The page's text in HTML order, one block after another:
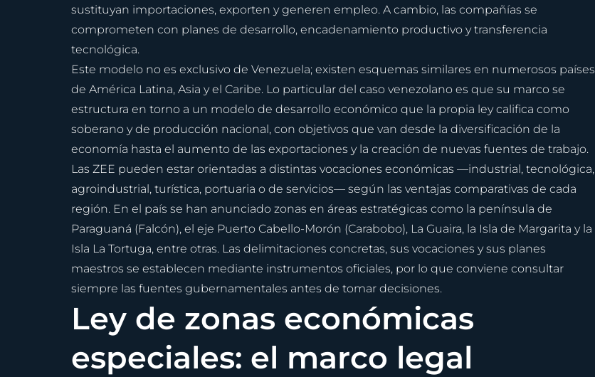
sustituyan importaciones, exporten y generen empleo. A cambio, las compañías se
comprometen con planes de desarrollo, encadenamiento productivo y transferencia
tecnológica.
Este modelo no es exclusivo de Venezuela; existen esquemas similares en numerosos países
de América Latina, Asia y el Caribe. Lo particular del caso venezolano es que su marco se
estructura en torno a un modelo de desarrollo económico que la propia ley califica como
soberano y de producción nacional, con objetivos que van desde la diversificación de la
economía hasta el aumento de las exportaciones y la creación de nuevas fuentes de trabajo.
Las ZEE pueden estar orientadas a distintas vocaciones económicas —industrial, tecnológica,
agroindustrial, turística, portuaria o de servicios— según las ventajas comparativas de cada
región. En el país se han anunciado zonas en áreas estratégicas como la península de
Paraguaná (Falcón), el eje Puerto Cabello-Morón (Carabobo), La Guaira, la Isla de Margarita y la
Isla La Tortuga, entre otras. Las delimitaciones concretas, sus vocaciones y sus planes
maestros se establecen mediante instrumentos oficiales, por lo que conviene consultar
siempre las fuentes gubernamentales antes de tomar decisiones.
Ley de zonas económicas
especiales: el marco legal